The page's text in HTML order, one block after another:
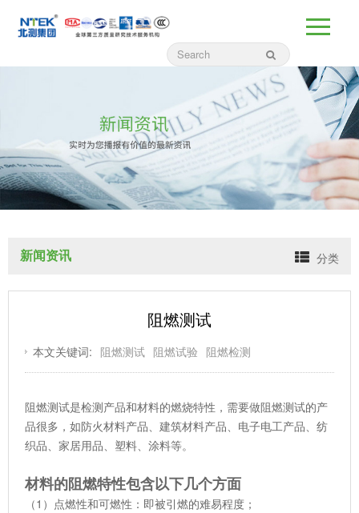
新闻资讯 分类
阻燃测试
本文关键词: 阻燃测试 阻燃试验 阻燃检测
阻燃测试是检测产品和材料的燃烧特性，需要做阻燃测试的产
品很多，如防火材料产品、建筑材料产品、电子电工产品、纺
织品、家居用品、塑料、涂料等。
材料的阻燃特性包含以下几个方面
（1）点燃性和可燃性：即被引燃的难易程度；